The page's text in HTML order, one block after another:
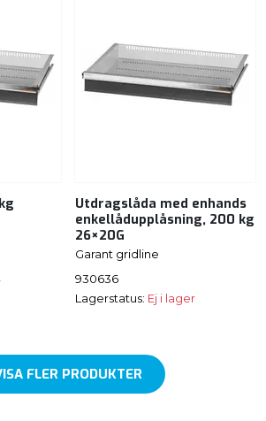
Utdragslåda med enhands
enkellådupplåsning, 200 kg
26×20G
Garant gridline
930636
Lagerstatus: Ej i lager
FLER PRODUKTER